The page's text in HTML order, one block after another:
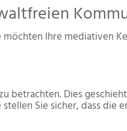
Ihre mediativen
betrachten. Dies
Sie sicher, dass die